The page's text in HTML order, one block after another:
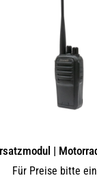
|
Für Preise bitte